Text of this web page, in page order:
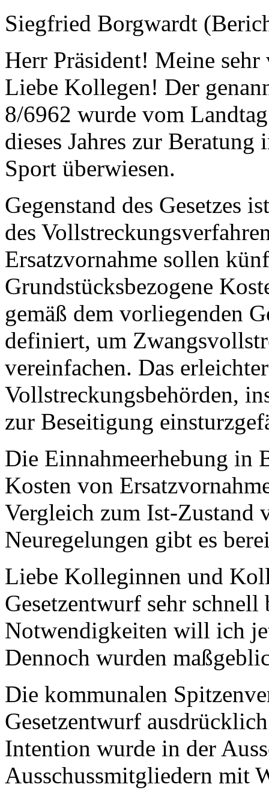
Siegfried Borgwardt
Herr Präsident! Meine
Liebe Kollegen! Der
8/6962 wurde vom
dieses Jahres zur
Sport überwiesen.
Gegenstand des Gesetzes
des
Ersatzvornahme sollen
Grundstücksbezogene
gemäß dem vorliegenden
definiert, um
vereinfachen. Das
Vollstreckungsbehörden,
zur Beseitigung
Die Einnahmeerhebung in
Kosten von
Vergleich zum Ist-Zustand
Neuregelungen gibt es
Liebe Kolleginnen und
Gesetzentwurf sehr
Notwendigkeiten will ich
Dennoch wurden
Die kommunalen
Gesetzentwurf
Intention wurde in der
Ausschussmitgliedern mit